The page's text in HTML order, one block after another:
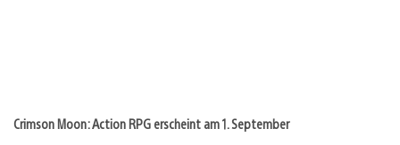
Crimson Moon: Action RPG erscheint am 1. September